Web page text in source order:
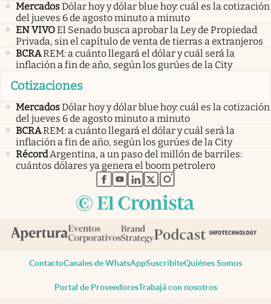
MercadosDólar hoy y dólar blue hoy: cuál es la cotización
del jueves 6 de agosto minuto a minuto
EN VIVOEl Senado busca aprobar la Ley de Propiedad
Privada, sin el capítulo de venta de tierras a extranjeros
BCRAREM: a cuánto llegará el dólar y cuál será la
inflación a fin de año, según los gurúes de la City
Cotizaciones
MercadosDólar hoy y dólar blue hoy: cuál es la cotización
del jueves 6 de agosto minuto a minuto
BCRAREM: a cuánto llegará el dólar y cuál será la
inflación a fin de año, según los gurúes de la City
Récord Argentina, a un paso del millón de barriles:
cuántos dólares ya genera el boom petrolero
abre en nueva pestaña
abre en nueva pestaña
abre en nueva pestaña
abre en nueva pestaña
abre en nueva pestaña
ContactoCanales de WhatsAppSuscribiteQuiénes Somos
Portal de ProveedoresTrabajá con nosotros